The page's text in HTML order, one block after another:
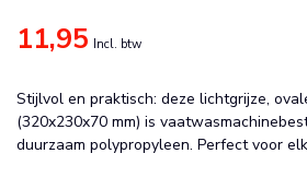
11,95 Incl. btw
Stijlvol en praktisch: deze lichtgrijze,
(320x230x70 mm) is
duurzaam polypropyleen. Perfect voor